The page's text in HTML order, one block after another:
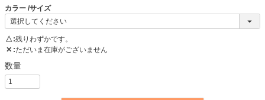
カラー サイズ
△ 残りわずかです。
✕ ただいま在庫がございません